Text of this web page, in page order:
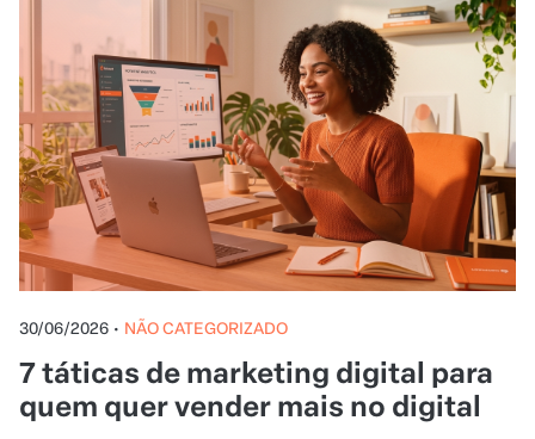
30/06/2026•NÃO CATEGORIZADO
7 táticas de marketing digital para
quem quer vender mais no digital
Em 2026, o tráfego está mais caro e o alcance
orgânico em queda, mas o mercado de
estratégias práticas para diversificar tráfego,
mesmo nesse cenário.